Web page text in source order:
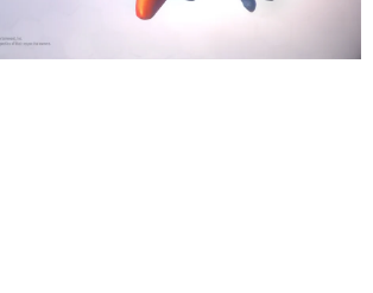
んでゲームは面白い？
開発者・hamatsu氏がゲームの魅力を画面や操作の
な形から解き明かしていく、硬派で骨太な評論連載